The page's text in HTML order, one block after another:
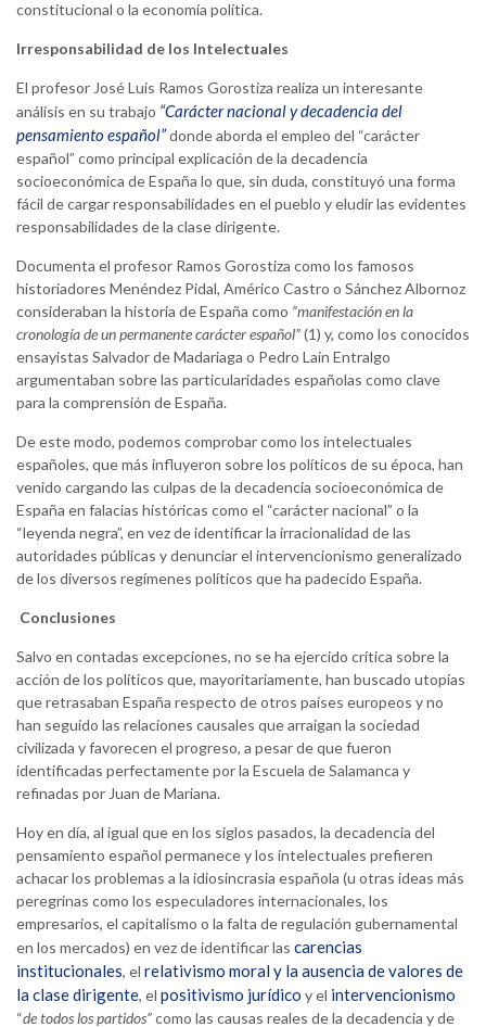
constitucional o la economía política.
Irresponsabilidad de los Intelectuales
El profesor José Luis Ramos Gorostiza realiza un interesante
análisis en su trabajo “Carácter nacional y decadencia del
pensamiento español”donde aborda el empleo del “carácter
español” como principal explicación de la decadencia
socioeconómica de España lo que, sin duda, constituyó una forma
fácil de cargar responsabilidades en el pueblo y eludir las evidentes
responsabilidades de la clase dirigente.
Documenta el profesor Ramos Gorostiza como los famosos
historiadores Menéndez Pidal, Américo Castro o Sánchez Albornoz
consideraban la historia de España como “manifestación en la
cronología de un permanente carácter español”(1) y, como los conocidos
ensayistas Salvador de Madariaga o Pedro Laín Entralgo
argumentaban sobre las particularidades españolas como clave
para la comprensión de España.
De este modo, podemos comprobar como los intelectuales
españoles, que más influyeron sobre los políticos de su época, han
venido cargando las culpas de la decadencia socioeconómica de
España en falacias históricas como el “carácter nacional” o la
“leyenda negra”, en vez de identificar la irracionalidad de las
autoridades públicas y denunciar el intervencionismo generalizado
de los diversos regímenes políticos que ha padecido España.
Conclusiones
Salvo en contadas excepciones, no se ha ejercido crítica sobre la
acción de los políticos que, mayoritariamente, han buscado utopías
que retrasaban España respecto de otros países europeos y no
han seguido las relaciones causales que arraigan la sociedad
civilizada y favorecen el progreso, a pesar de que fueron
identificadas perfectamente por la Escuela de Salamanca y
refinadas por Juan de Mariana.
Hoy en día, al igual que en los siglos pasados, la decadencia del
pensamiento español permanece y los intelectuales prefieren
achacar los problemas a la idiosincrasia española (u otras ideas más
peregrinas como los especuladores internacionales, los
empresarios, el capitalismo o la falta de regulación gubernamental
en los mercados) en vez de identificar las carencias
institucionales, el relativismo moral y la ausencia de valores de
la clase dirigente, el positivismo jurídico y el intervencionismo
“de todos los partidos”como las causas reales de la decadencia y de